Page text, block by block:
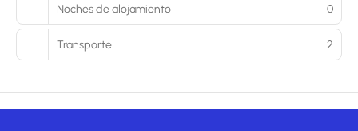
Noches de alojamiento 0
Transporte 2